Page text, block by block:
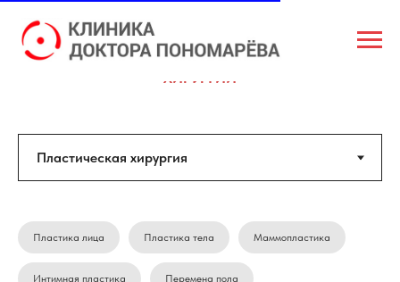
ВОПРОСЫ И ОТВЕТЫ ПО ПЛАСТИЧЕСКОЙ И ОБЩЕЙ
ХИРУРГИИ
Пластика лица Пластика тела Маммопластика
Интимная пластика Перемена пола